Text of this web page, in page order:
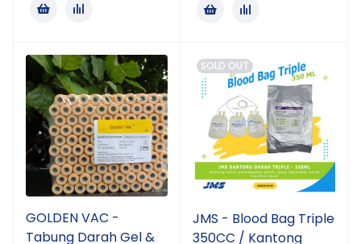
GOLDEN VAC -
Tabung Darah Gel &
SOLD OUT
JMS - Blood Bag Triple
350CC / Kantong